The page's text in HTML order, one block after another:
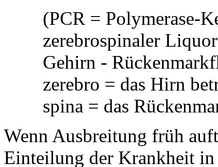
(PCR = Polymerase-
zerebrospinaler
Gehirn -
zerebro = das Hirn
spina = das
Wenn Ausbreitung früh
Einteilung der Krankheit in